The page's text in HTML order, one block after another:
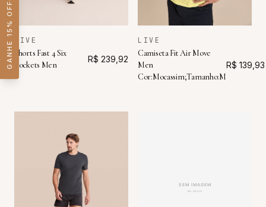
LIVE
Shorts Fast 4 Six
Pockets Men
R$ 239,92
LIVE
Camiseta Fit Air Move
Men
Cor:Mocassim;Tamanho:M
R$ 139,93
GANHE 15% OFF